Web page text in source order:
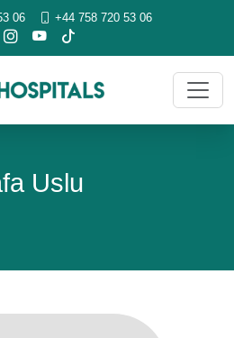
06 +44 758 720 53 06
Uslu